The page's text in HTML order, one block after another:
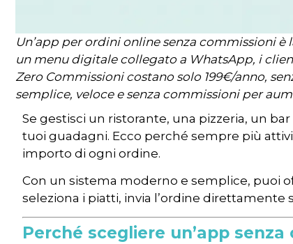
Un’app per ordini online senza commissioni
un menu digitale collegato a WhatsApp, i
Zero Commissioni costano solo 199€/anno,
semplice, veloce e senza commissioni per
Se gestisci un ristorante, una pizzeria, un
tuoi guadagni. Ecco perché sempre più
importo di ogni ordine.
Con un sistema moderno e semplice, puoi
seleziona i piatti, invia l’ordine direttamente
Perché scegliere un’app senza